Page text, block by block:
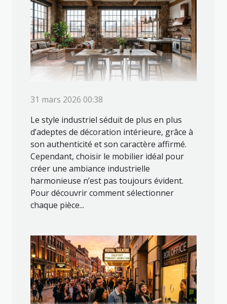
31 mars 2026 00:38
Le style industriel séduit de plus en plus
d’adeptes de décoration intérieure, grâce à
son authenticité et son caractère affirmé.
Cependant, choisir le mobilier idéal pour
créer une ambiance industrielle
harmonieuse n’est pas toujours évident.
Pour découvrir comment sélectionner
chaque pièce...